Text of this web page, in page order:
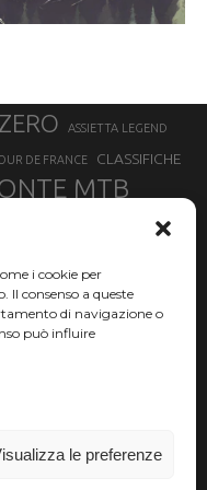
i cookie per
Il consenso a queste
di navigazione o
può influire
le preferenze
ASSIETTA LEGEND
DE FRANCE CLASSIFICHE
MTB
FINALE LIGURE
BIKE FESTIVAL
BRIANZA